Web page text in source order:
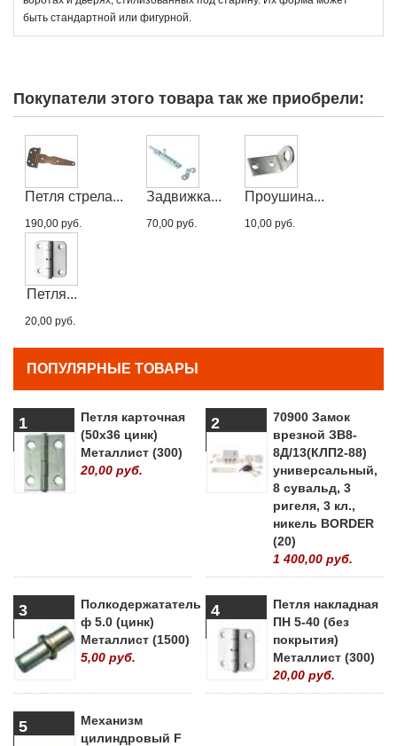
быть стандартной или фигурной.
Покупатели этого товара так же приобрели:
Петля стрела...
190,00 руб.
Задвижка...
70,00 руб.
Проушина...
10,00 руб.
Петля...
20,00 руб.
ПОПУЛЯРНЫЕ ТОВАРЫ
1
Петля карточная
(50х36 цинк)
Металлист (300)
20,00 руб.
2
70900 Замок
врезной ЗВ8-
8Д/13(КЛП2-88)
универсальный,
8 сувальд, 3
ригеля, 3 кл.,
никель BORDER
(20)
1 400,00 руб.
3
Полкодержататель
ф 5.0 (цинк)
Металлист (1500)
5,00 руб.
4
Петля накладная
ПН 5-40 (без
покрытия)
Металлист (300)
20,00 руб.
5
Механизм
цилиндровый F